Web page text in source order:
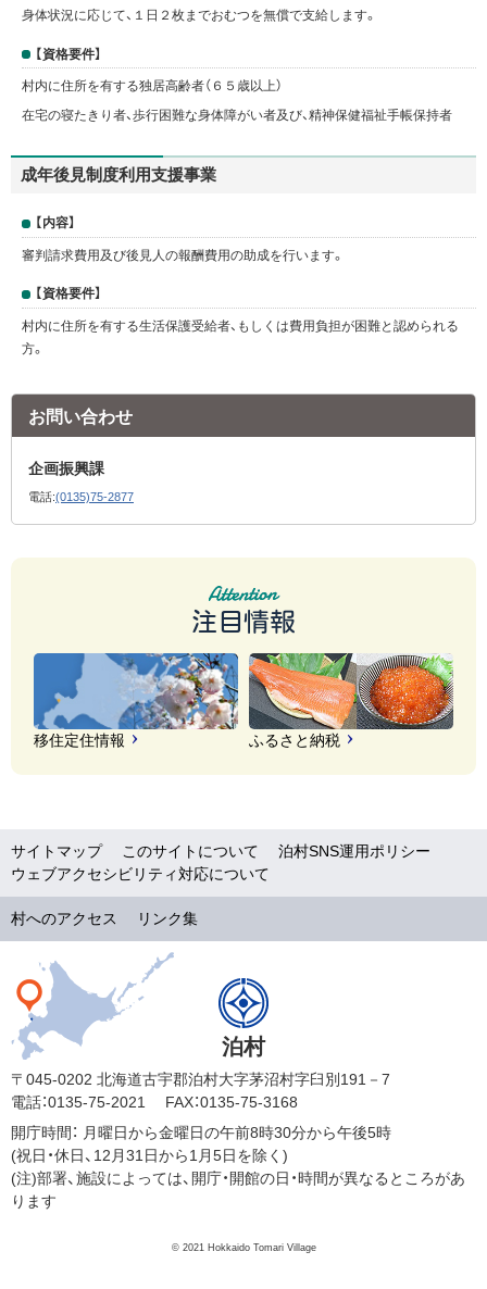
身体状況に応じて、１日２枚までおむつを無償で支給します。
【資格要件】
村内に住所を有する独居高齢者（６５歳以上）
在宅の寝たきり者、歩行困難な身体障がい者及び、精神保健福祉手帳保持者
成年後見制度利用支援事業
【内容】
審判請求費用及び後見人の報酬費用の助成を行います。
【資格要件】
村内に住所を有する生活保護受給者、もしくは費用負担が困難と認められる
方。
お問い合わせ
企画振興課
電話:(0135)75-2877
注目情報
移住定住情報 ふるさと納税
サイトマップ このサイトについて
泊村SNS運用ポリシー
ウェブアクセシビリティ対応について
村へのアクセス リンク集
泊村
〒045-0202 北海道古宇郡泊村大字茅沼村字臼別191－7
電話：0135-75-2021
FAX：0135-75-3168
開庁時間： 月曜日から金曜日の午前8時30分から午後5時
(祝日・休日、12月31日から1月5日を除く)
(注)部署、施設によっては、開庁・開館の日・時間が異なるところがあ
ります
© 2021 Hokkaido Tomari Village